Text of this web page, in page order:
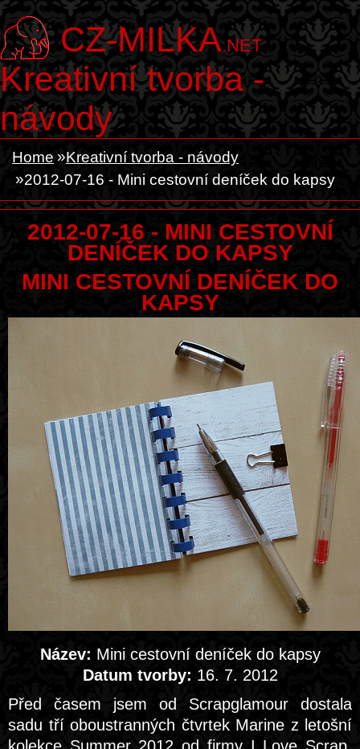
CZ-MILKA.NET
Kreativní tvorba -
návody
Home
Kreativní tvorba - návody
2012-07-16 - Mini cestovní deníček do kapsy
2012-07-16 - MINI CESTOVNÍ
DENÍČEK DO KAPSY
MINI CESTOVNÍ DENÍČEK DO
KAPSY
Název: Mini cestovní deníček do kapsy
Datum tvorby: 16. 7. 2012
Před časem jsem od Scrapglamour dostala
sadu tří oboustranných čtvrtek Marine z letošní